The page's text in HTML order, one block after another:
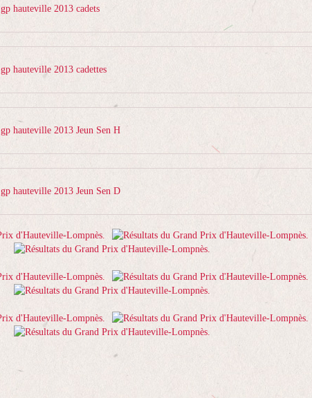
gp hauteville 2013 cadets
gp hauteville 2013 cadettes
gp hauteville 2013 Jeun Sen H
gp hauteville 2013 Jeun Sen D